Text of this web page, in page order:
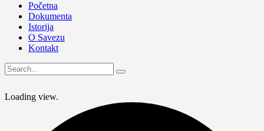
Početna
Dokumenta
Istorija
O Savezu
Kontakt
Loading view.